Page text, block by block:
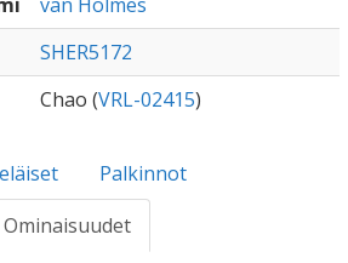
SHER5172
Chao (VRL-02415)
Palkinnot
Ominaisuudet